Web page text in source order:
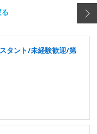
る
タント/未経験歓迎/第